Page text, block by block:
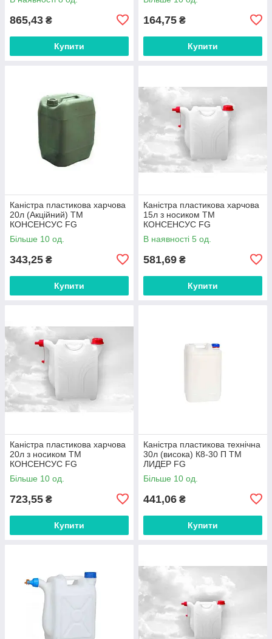
865,43 ₴
Купити
164,75 ₴
Купити
Каністра пластикова харчова
20л (Акційний) ТМ
КОНСЕНСУС FG
Більше 10 од.
343,25 ₴
Купити
Каністра пластикова харчова
15л з носиком ТМ
КОНСЕНСУС FG
В наявності 5 од.
581,69 ₴
Купити
Каністра пластикова харчова
20л з носиком ТМ
КОНСЕНСУС FG
Більше 10 од.
723,55 ₴
Купити
Каністра пластикова технічна
30л (висока) К8-30 П ТМ
ЛИДЕР FG
Більше 10 од.
441,06 ₴
Купити